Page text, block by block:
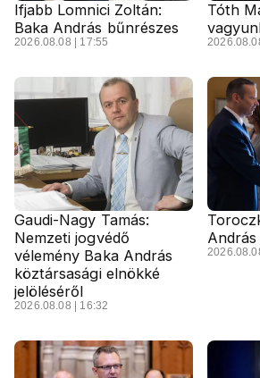
Ifjabb Lomnici Zoltán:
Baka András bűnrészes
2026.08.08 | 17:55
Tóth
Gaudi-Nagy Tamás:
Nemzeti jogvédő
vélemény Baka András
köztársasági elnökké
jelöléséről
2026.08.08 | 16:32